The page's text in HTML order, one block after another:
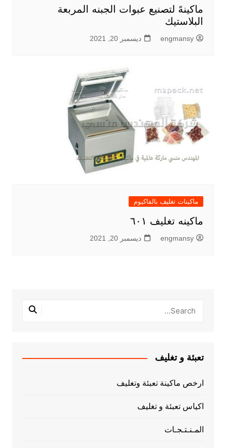
ماكينهً لتصنيع عبوات الجبنه المربعة
البلاستيك
engmansy ديسمبر 20, 2021
ماكينات تغليف بالفاكيوم
ماكينه تغليف ٦٠١
engmansy ديسمبر 20, 2021
تعبئة و تغليف
ارخص ماكينة تعبئة وتغليف
اكياس تعبئة و تغليف
المـنـتـجـات